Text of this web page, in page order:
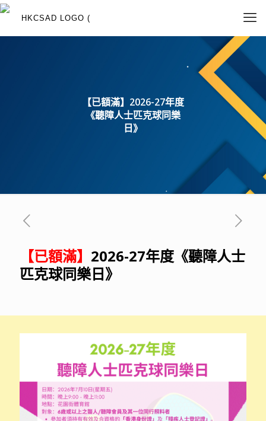
【已額滿】2026-27年度
《聽障人士匹克球同樂
日》
【已額滿】 2026-27年度《聽障人士
匹克球同樂日》